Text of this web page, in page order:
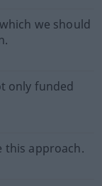
we should
only funded
this approach.